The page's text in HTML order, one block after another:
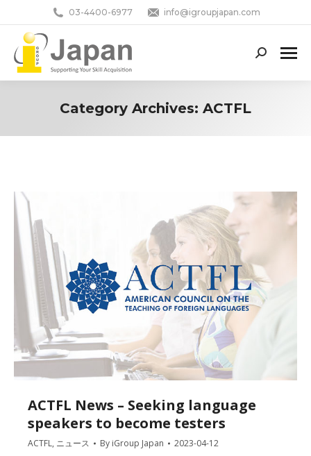
03-4400-6977 info@igroupjapan.com
Search:
Category Archives: ACTFL
ACTFL News – Seeking language
speakers to become testers
ACTFL, ニュース By iGroup Japan 2023-04-12